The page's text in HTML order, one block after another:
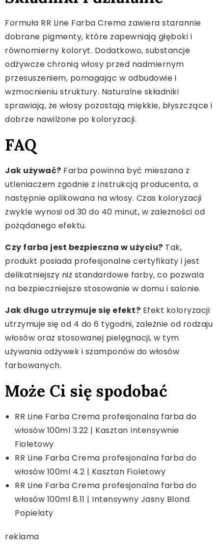
Formuła RR Line Farba Crema zawiera starannie
dobrane pigmenty, które zapewniają głęboki i
równomierny koloryt. Dodatkowo, substancje
odżywcze chronią włosy przed nadmiernym
przesuszeniem, pomagając w odbudowie i
wzmocnieniu struktury. Naturalne składniki
sprawiają, że włosy pozostają miękkie, błyszczące i
dobrze nawilżone po koloryzacji.
FAQ
Jak używać? Farba powinna być mieszana z
utleniaczem zgodnie z instrukcją producenta, a
następnie aplikowana na włosy. Czas koloryzacji
zwykle wynosi od 30 do 40 minut, w zależności od
pożądanego efektu.
Czy farba jest bezpieczna w użyciu? Tak,
produkt posiada profesjonalne certyfikaty i jest
delikatniejszy niż standardowe farby, co pozwala
na bezpieczniejsze stosowanie w domu i salonie.
Jak długo utrzymuje się efekt? Efekt koloryzacji
utrzymuje się od 4 do 6 tygodni, zależnie od rodzaju
włosów oraz stosowanej pielęgnacji, w tym
używania odżywek i szamponów do włosów
farbowanych.
Może Ci się spodobać
RR Line Farba Crema profesjonalna farba do
włosów 100ml 3.22 | Kasztan Intensywnie
Fioletowy
RR Line Farba Crema profesjonalna farba do
włosów 100ml 4.2 | Kasztan Fioletowy
RR Line Farba Crema profesjonalna farba do
włosów 100ml 8.11 | Intensywny Jasny Blond
Popielaty
reklama